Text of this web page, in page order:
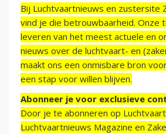
Bij Luchtvaartnieuws en zustersite
vind je die betrouwbaarheid. Onze
leveren van het meest actuele en
nieuws over de luchtvaart- en
maakt ons een onmisbare bron
een stap voor willen blijven.
Abonneer je voor exclusieve
Door je te abonneren op
Luchtvaartnieuws Magazine en